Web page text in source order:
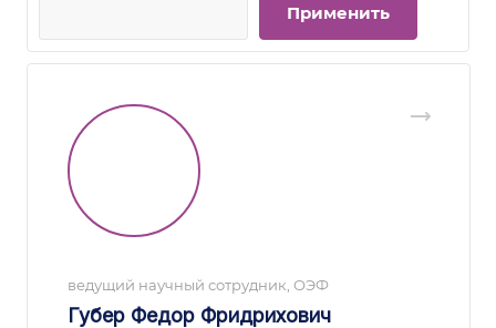
ведущий научный сотрудник, ОЭФ
Губер Федор Фридрихович